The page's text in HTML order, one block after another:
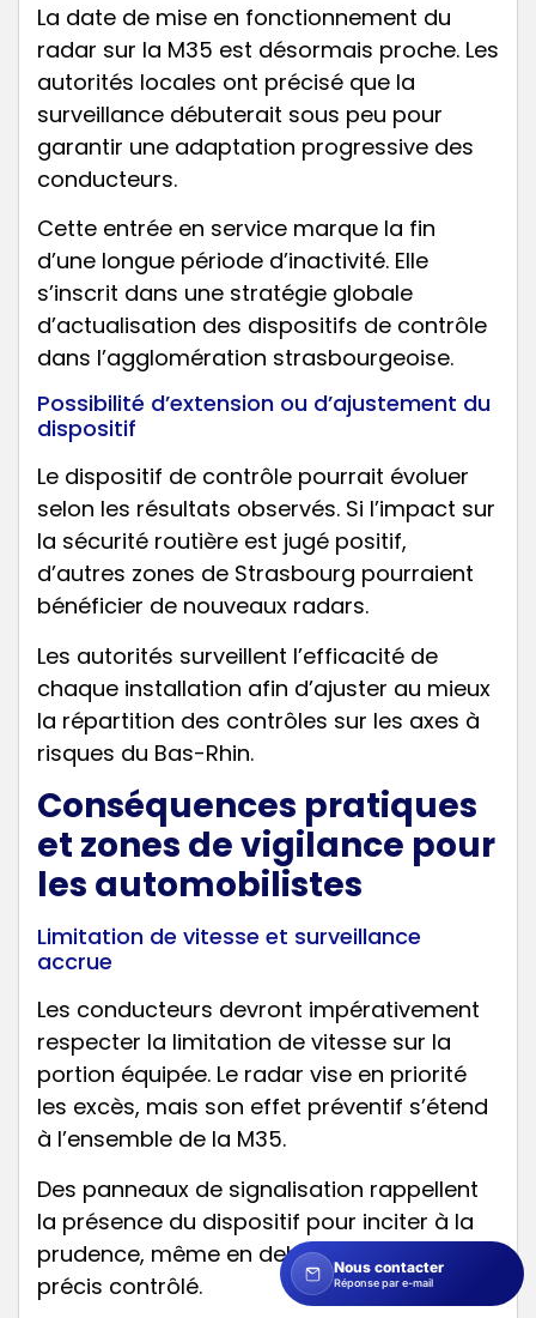
La date de mise en fonctionnement du
radar sur la M35 est désormais proche. Les
autorités locales ont précisé que la
surveillance débuterait sous peu pour
garantir une adaptation progressive des
conducteurs.
Cette entrée en service marque la fin
d’une longue période d’inactivité. Elle
s’inscrit dans une stratégie globale
d’actualisation des dispositifs de contrôle
dans l’agglomération strasbourgeoise.
Possibilité d’extension ou d’ajustement du
dispositif
Le dispositif de contrôle pourrait évoluer
selon les résultats observés. Si l’impact sur
la sécurité routière est jugé positif,
d’autres zones de Strasbourg pourraient
bénéficier de nouveaux radars.
Les autorités surveillent l’efficacité de
chaque installation afin d’ajuster au mieux
la répartition des contrôles sur les axes à
risques du Bas-Rhin.
Conséquences pratiques
et zones de vigilance pour
les automobilistes
Limitation de vitesse et surveillance
accrue
Les conducteurs devront impérativement
respecter la limitation de vitesse sur la
portion équipée. Le radar vise en priorité
les excès, mais son effet préventif s’étend
à l’ensemble de la M35.
Des panneaux de signalisation rappellent
la présence du dispositif pour inciter à la
prudence, même en dehors du secteur
précis contrôlé.
Nous contacter
Réponse par e-mail